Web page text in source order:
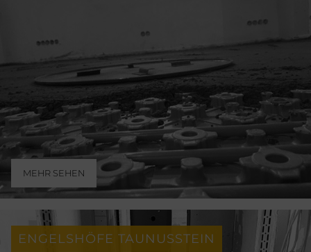
MEHR SEHEN
ENGELSHÖFE TAUNUSSTEIN